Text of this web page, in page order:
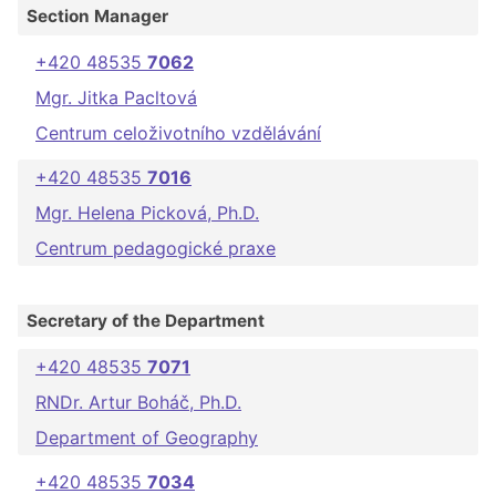
Section Manager
+420 48535 7062
Mgr. Jitka Pacltová
Centrum celoživotního vzdělávání
+420 48535 7016
Mgr. Helena Picková, Ph.D.
Centrum pedagogické praxe
Secretary of the Department
+420 48535 7071
RNDr. Artur Boháč, Ph.D.
Department of Geography
+420 48535 7034